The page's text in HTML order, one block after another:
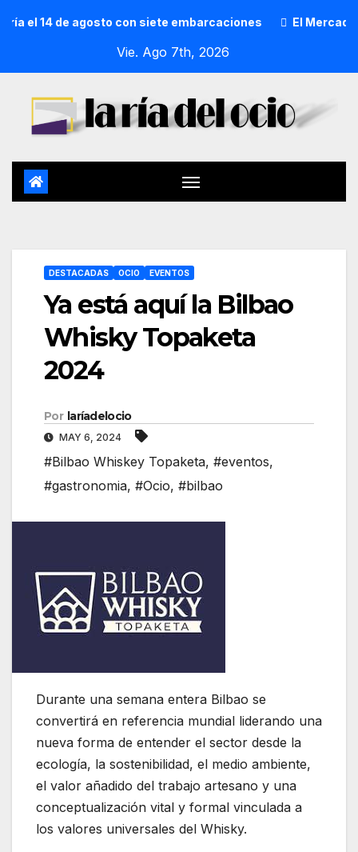
14 de agosto con siete embarcaciones El Mercado de
Vie. Ago 7th, 2026
DESTACADAS OCIO EVENTOS
Ya está aquí la Bilbao
Whisky Topaketa
2024
Por laríadelocio
MAY 6, 2024
#Bilbao Whiskey Topaketa, #eventos,
#gastronomia, #Ocio, #bilbao
Durante una semana entera Bilbao se
convertirá en referencia mundial liderando una
nueva forma de entender el sector desde la
ecología, la sostenibilidad, el medio ambiente,
el valor añadido del trabajo artesano y una
conceptualización vital y formal vinculada a
los valores universales del Whisky.